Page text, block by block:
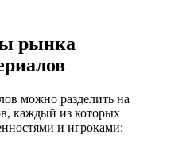
рынка
можно разделить на
каждый из которых
и игроками: